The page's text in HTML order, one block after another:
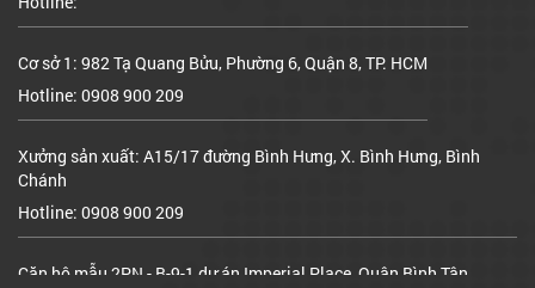
Cơ sở 1: 982 Tạ Quang Bửu, Phường 6, Quận 8, TP. HCM
Xưởng sản xuất: A15/17 đường Bình Hưng, X. Bình Hưng, Bình
Hotline: 0908 900 209
Căn hộ mẫu 2PN - B-9-1 dự án Imperial Place, Quận Bình Tân